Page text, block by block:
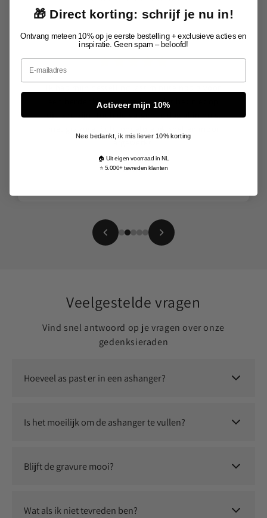
een herdenking en was bang dat het niet op
afgewerkt.
Arno
Veelgestelde vragen
Vind snel antwoord op je vragen over onze
gedenksieraden
Hoeveel as past er in een ashanger?
voldoende om jouw dierbare altijd dichtbij te dragen.
Is het moeilijk om de ashanger te vullen?
eventueel een vulsetje om het proces soepel te laten
verlopen.
Blijft de gravure mooi?
persoonlijke herinnering langdurig zichtbaar blijft.
Wat als ik niet tevreden ben?
🎁 Direct korting: schrijf je nu in!
Ontvang meteen 10% op je eerste bestelling + exclusieve acties en
inspiratie. Geen spam – beloofd!
Email
Activeer mijn 10%
Nee bedankt, ik mis liever 10% korting
🏠 Uit eigen voorraad in NL
⭐ 5.000+ tevreden klanten